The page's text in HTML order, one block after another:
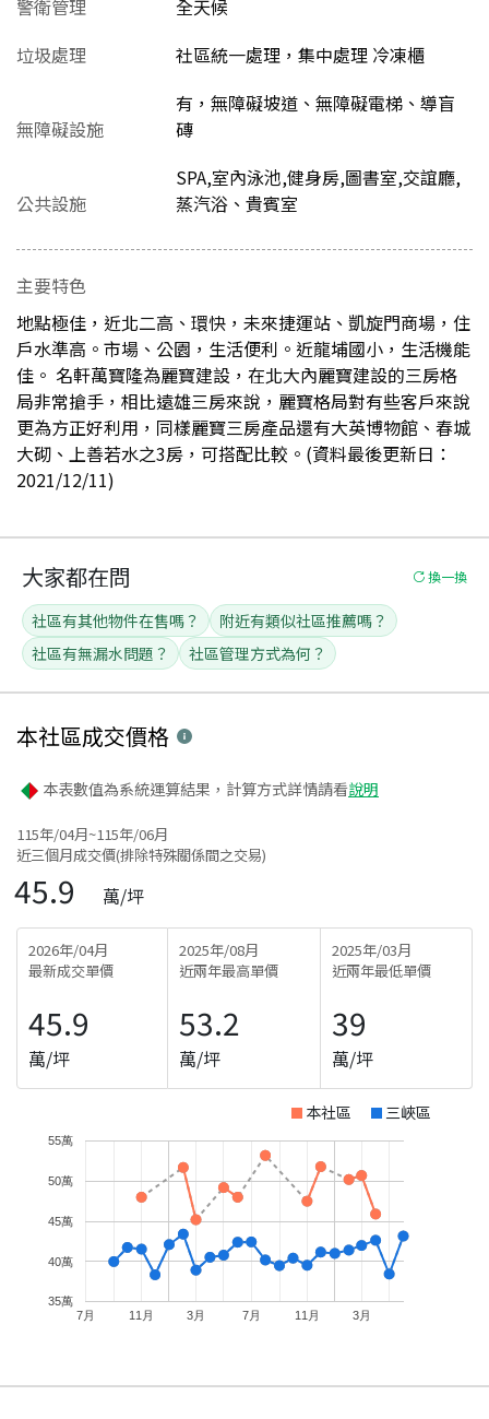
警衛管理
全天候
垃圾處理
社區統一處理，集中處理 冷凍櫃
無障礙設施
有，無障礙坡道、無障礙電梯、導盲
磚
公共設施
SPA,室內泳池,健身房,圖書室,交誼廳,
蒸汽浴、貴賓室
主要特色
地點極佳，近北二高、環快，未來捷運站、凱旋門商場，住
戶水準高。市場、公園，生活便利。近龍埔國小，生活機能
佳。 名軒萬寶隆為麗寶建設，在北大內麗寶建設的三房格
局非常搶手，相比遠雄三房來說，麗寶格局對有些客戶來說
更為方正好利用，同樣麗寶三房產品還有大英博物館、春城
大砌、上善若水之3房，可搭配比較。(資料最後更新日：
2021/12/11)
大家都在問 換一換
社區有其他物件在售嗎？
附近有類似社區推薦嗎？
社區有無漏水問題？
社區管理方式為何？
本社區成交價格
本表數值為系統運算結果，計算方式詳情請看說明
115年/04月~115年/06月
近三個月成交價(排除特殊關係間之交易)
45.9 萬/坪
2026年/04月
最新成交單價
45.9
萬/坪
2025年/08月
近兩年最高單價
53.2
萬/坪
2025年/03月
近兩年最低單價
39
萬/坪
本社區 三峽區
7月 11月 3月 7月 11月 3月
35萬
40萬
45萬
50萬
55萬